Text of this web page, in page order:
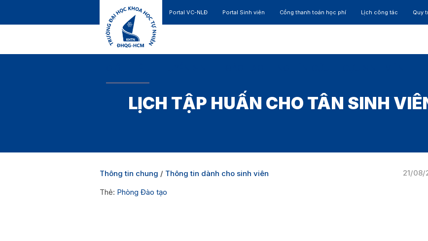
Portal VC-NLĐ Portal Sinh viên Cổng thanh toán học phí Lịch công tác Quy
LỊCH TẬP HUẤN CHO TÂN SINH
21/08/
Thông tin chung / Thông tin dành cho sinh viên
Thẻ: Phòng Đào tạo